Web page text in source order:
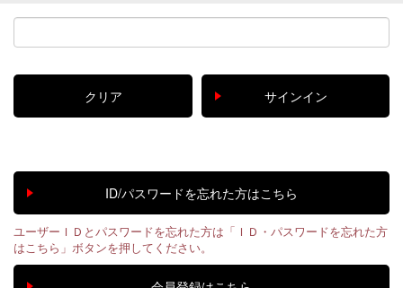
ユーザーＩＤとパスワードを忘れた方は「ＩＤ・パスワードを忘れた方
はこちら」ボタンを押してください。